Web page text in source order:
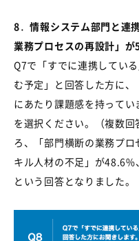
8．情報システム部門と連
業務プロセスの再設計」が
Q7で「すでに連携してい
む予定」と回答した方に、
にあたり課題感を持って
を選択ください。（複数回
ろ、「部門横断の業務プ
キル人材の不足」が48.6%
という回答となりました。